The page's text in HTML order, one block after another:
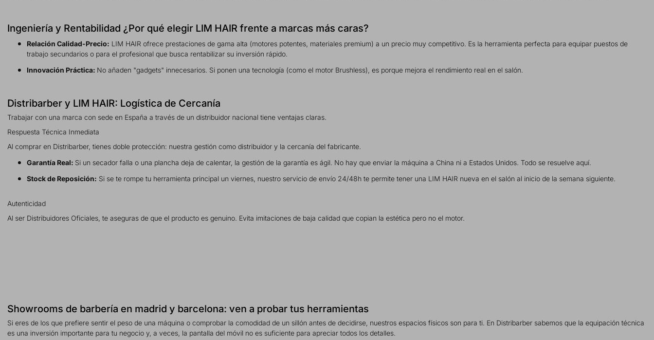
Ingeniería y Rentabilidad ¿Por qué elegir LIM HAIR frente a marcas más caras?
Relación Calidad-Precio: LIM HAIR ofrece prestaciones de gama alta (motores potentes, materiales premium) a un precio muy competitivo. Es la herramienta perfecta para equipar puestos de
trabajo secundarios o para el profesional que busca rentabilizar su inversión rápido.
Innovación Práctica: No añaden "gadgets" innecesarios. Si ponen una tecnología (como el motor Brushless), es porque mejora el rendimiento real en el salón.
Distribarber y LIM HAIR: Logística de Cercanía
Trabajar con una marca con sede en España a través de un distribuidor nacional tiene ventajas claras.
Respuesta Técnica Inmediata
Al comprar en Distribarber, tienes doble protección: nuestra gestión como distribuidor y la cercanía del fabricante.
Garantía Real: Si un secador falla o una plancha deja de calentar, la gestión de la garantía es ágil. No hay que enviar la máquina a China ni a Estados Unidos. Todo se resuelve aquí.
Stock de Reposición: Si se te rompe tu herramienta principal un viernes, nuestro servicio de envío 24/48h te permite tener una LIM HAIR nueva en el salón al inicio de la semana siguiente.
Autenticidad
Al ser Distribuidores Oficiales, te aseguras de que el producto es genuino. Evita imitaciones de baja calidad que copian la estética pero no el motor.
Showrooms de barbería en madrid y barcelona: ven a probar tus herramientas
Si eres de los que prefiere sentir el peso de una máquina o comprobar la comodidad de un sillón antes de decidirse, nuestros espacios físicos son para ti. En Distribarber sabemos que la equipación técnica
es una inversión importante para tu negocio y, a veces, la pantalla del móvil no es suficiente para apreciar todos los detalles.